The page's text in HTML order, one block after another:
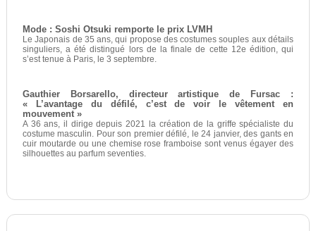
Mode : Soshi Otsuki remporte le prix LVMH
Le Japonais de 35 ans, qui propose des costumes souples aux détails
singuliers, a été distingué lors de la finale de cette 12e édition, qui
s’est tenue à Paris, le 3 septembre.
Gauthier Borsarello, directeur artistique de Fursac :
« L’avantage du défilé, c’est de voir le vêtement en
mouvement »
A 36 ans, il dirige depuis 2021 la création de la griffe spécialiste du
costume masculin. Pour son premier défilé, le 24 janvier, des gants en
cuir moutarde ou une chemise rose framboise sont venus égayer des
silhouettes au parfum seventies.